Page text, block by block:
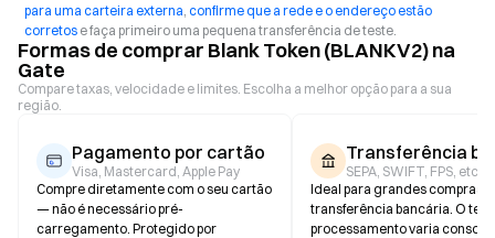
para uma carteira externa, confirme que a rede e o endereço estão
corretos e faça primeiro uma pequena transferência de teste.
Formas de comprar Blank Token (BLANKV2) na
Gate
Compare taxas, velocidade e limites. Escolha a melhor opção para a sua
região.
Pagamento por cartão
Visa, Mastercard, Apple Pay
Compre diretamente com o seu cartão
— não é necessário pré-
carregamento. Protegido por
Transferência
SEPA, SWIFT, FPS, etc.
Ideal para grandes compras
transferência bancária. O
processamento varia